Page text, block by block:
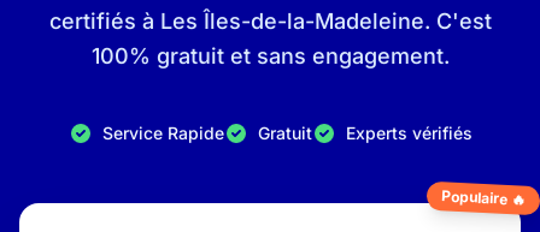
certifiés à Les Îles-de-la-Madeleine. C'est
100% gratuit et sans engagement.
Service Rapide Gratuit Experts vérifiés
Populaire 🔥